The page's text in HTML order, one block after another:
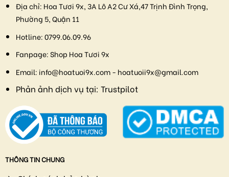
Địa chỉ: Hoa Tươi 9x, 3A Lô A2 Cư Xá,47 Trịnh Đình Trọng,
Phường 5, Quận 11
Hotline:0799.06.09.96
Fanpage:Shop Hoa Tươi 9x
Email: info@hoatuoi9x.com - hoatuoii9x@gmail.com
Phản ảnh dịch vụ tại: Trustpilot
THÔNG TIN CHUNG